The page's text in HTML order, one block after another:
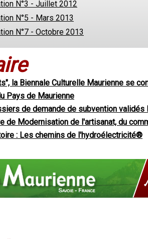
N°3 - Juillet 2012
N°5 - Mars 2013
N°7 - Octobre 2013
la Biennale Culturelle Maurienne se
Pays de Maurienne
de demande de subvention validés
de Modernisation de l'artisanat, du
: Les chemins de l'hydroélectricité®